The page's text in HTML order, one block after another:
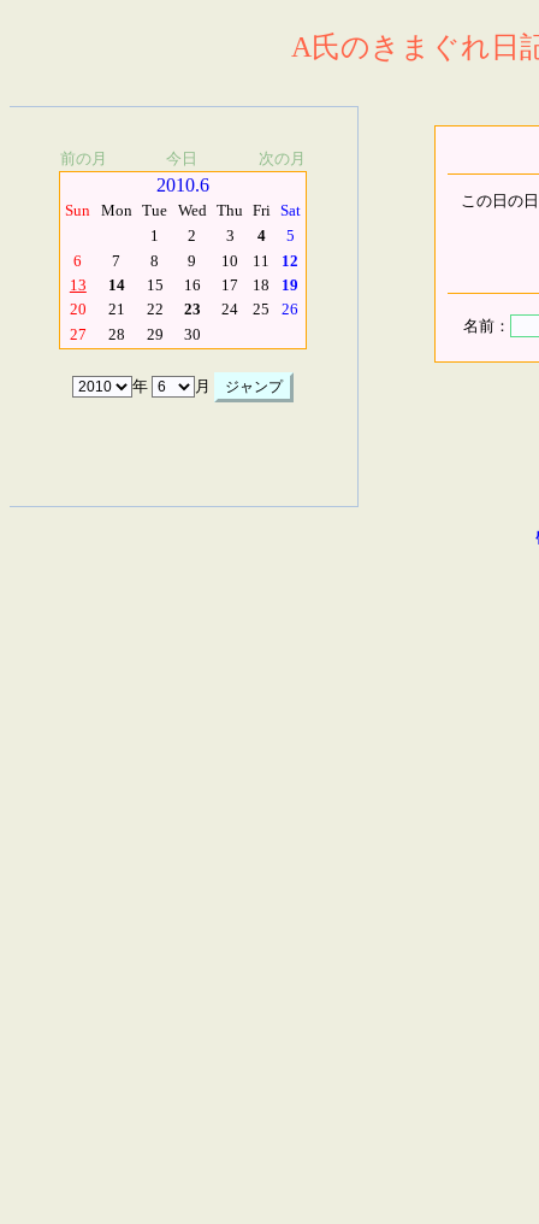
A氏のきまぐれ日
前の月 今日 次の月
2010.6
Sun Mon Tue Wed Thu Fri Sat
1
2 3 4
5
6
7 8 9 10 11
12
13
14 15 16 17 18
19
20
21 22 23 24 25
26
27
28 29 30
年 月
この日の
名前：